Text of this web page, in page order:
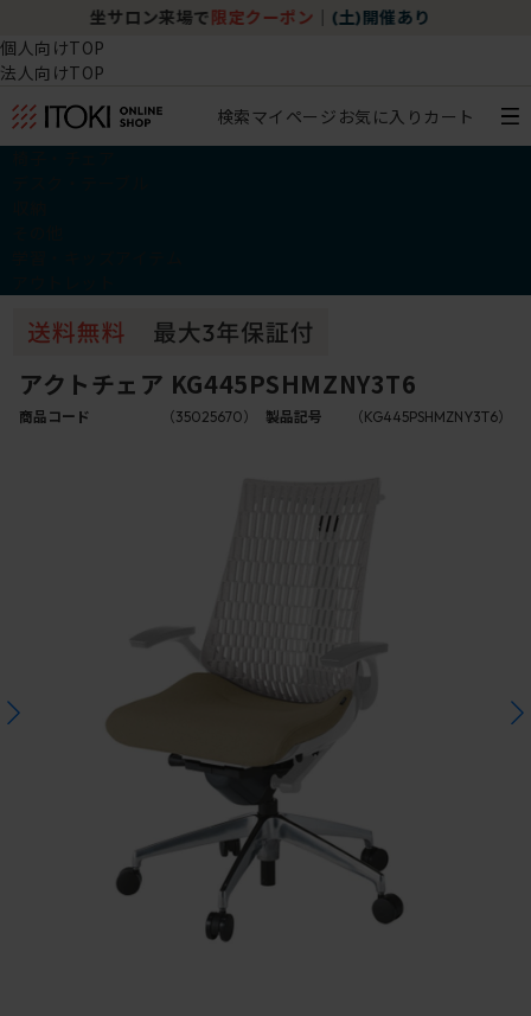
チェア体験ショールーム｜ZA SALON TOKYO
個人向けTOP
法人向けTOP
検索マイページ お気に入り カート
アクトチェア KG445PSHMZNY3T6
商品コード （35025670） 製品記号 （KG445PSHMZNY3T6）